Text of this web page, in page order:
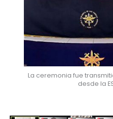
La ceremonia fue
desde la